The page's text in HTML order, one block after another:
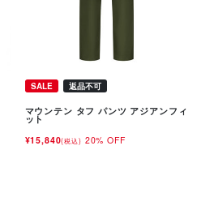
SALE 返品不可
マウンテン タフ パンツ アジアンフィ
ット
¥15,840(税込) 20% OFF